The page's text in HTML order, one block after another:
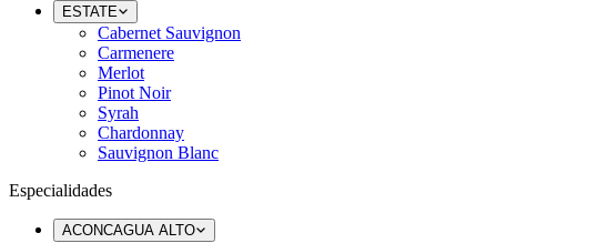
ESTATE
Cabernet Sauvignon
Carmenere
Merlot
Pinot Noir
Syrah
Chardonnay
Sauvignon Blanc
Especialidades
ACONCAGUA ALTO